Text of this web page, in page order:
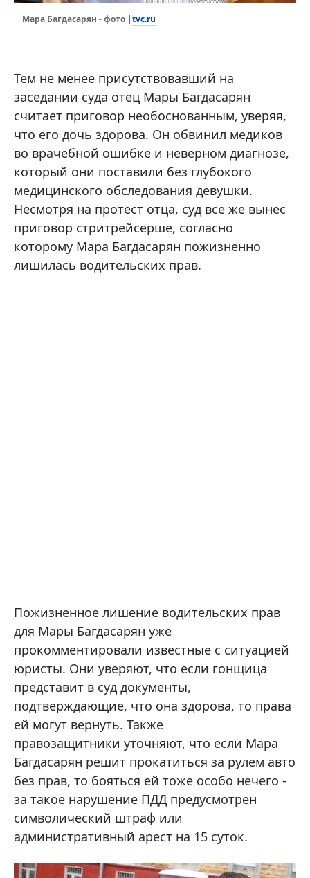
Мара Багдасарян - фото |tvc.ru
Тем не менее присутствовавший на
заседании суда отец Мары Багдасарян
считает приговор необоснованным, уверяя,
что его дочь здорова. Он обвинил медиков
во врачебной ошибке и неверном диагнозе,
который они поставили без глубокого
медицинского обследования девушки.
Несмотря на протест отца, суд все же вынес
приговор стритрейсерше, согласно
которому Мара Багдасарян пожизненно
лишилась водительских прав.
Пожизненное лишение водительских прав
для Мары Багдасарян уже
прокомментировали известные с ситуацией
юристы. Они уверяют, что если гонщица
представит в суд документы,
подтверждающие, что она здорова, то права
ей могут вернуть. Также
правозащитники уточняют, что если Мара
Багдасарян решит прокатиться за рулем авто
без прав, то бояться ей тоже особо нечего -
за такое нарушение ПДД предусмотрен
символический штраф или
административный арест на 15 суток.